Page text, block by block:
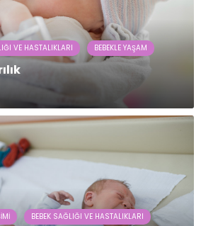
VE HASTALIKLARI BEBEKLE YAŞAM
BEBEK SAĞLIĞI VE HASTALIKLARI